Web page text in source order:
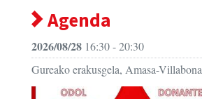
Agenda
2026/08/28 16:30 - 20:30
Gureako erakusgela, Amasa-Villabona